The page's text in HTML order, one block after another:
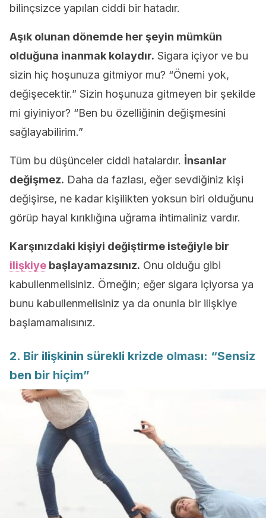
bilinçsizce yapılan ciddi bir hatadır.
Aşık olunan dönemde her şeyin mümkün
olduğuna inanmak kolaydır. Sigara içiyor ve bu
sizin hiç hoşunuza gitmiyor mu? “Önemi yok,
değişecektir.” Sizin hoşunuza gitmeyen bir şekilde
mi giyiniyor? “Ben bu özelliğinin değişmesini
sağlayabilirim.”
Tüm bu düşünceler ciddi hatalardır. İnsanlar
değişmez. Daha da fazlası, eğer sevdiğiniz kişi
değişirse, ne kadar kişilikten yoksun biri olduğunu
görüp hayal kırıklığına uğrama ihtimaliniz vardır.
Karşınızdaki kişiyi değiştirme isteğiyle bir
ilişkiye başlayamazsınız. Onu olduğu gibi
kabullenmelisiniz. Örneğin; eğer sigara içiyorsa ya
bunu kabullenmelisiniz ya da onunla bir ilişkiye
başlamamalısınız.
2. Bir ilişkinin sürekli krizde olması: “Sensiz
ben bir hiçim”